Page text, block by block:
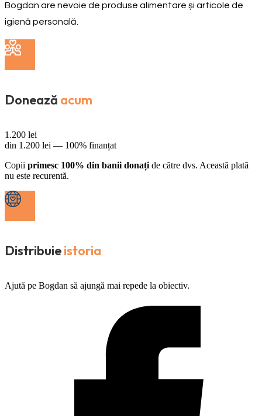
Bogdan are nevoie de produse alimentare și articole de
igienă personală.
Donează acum
1.200 lei
din 1.200 lei — 100% finanțat
Copii primesc 100% din banii donați de către dvs. Această plată
nu este recurentă.
Distribuieistoria
Ajută pe Bogdan să ajungă mai repede la obiectiv.